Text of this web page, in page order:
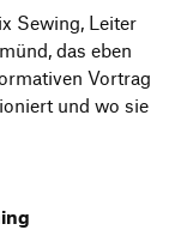
Sewing, Leiter
das eben
Vortrag
und wo sie